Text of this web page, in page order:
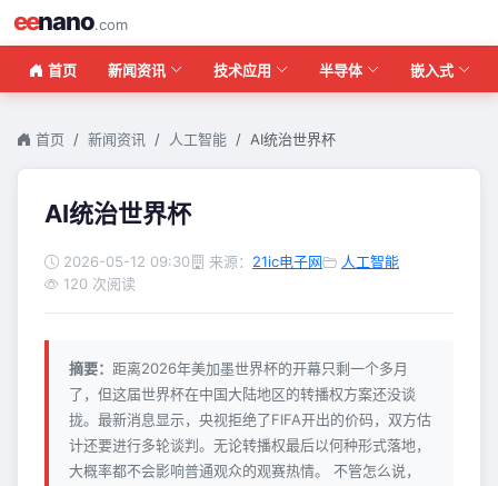
eenano.com
首页 新闻资讯 技术应用 半导体 嵌入式
首页 新闻资讯 人工智能 AI统治世界杯
AI统治世界杯
2026-05-12 09:30 来源： 21ic电子网
人工智能
120 次阅读
摘要： 距离2026年美加墨世界杯的开幕只剩一个多月
了，但这届世界杯在中国大陆地区的转播权方案还没谈
拢。最新消息显示，央视拒绝了FIFA开出的价码，双方估
计还要进行多轮谈判。无论转播权最后以何种形式落地，
大概率都不会影响普通观众的观赛热情。 不管怎么说，